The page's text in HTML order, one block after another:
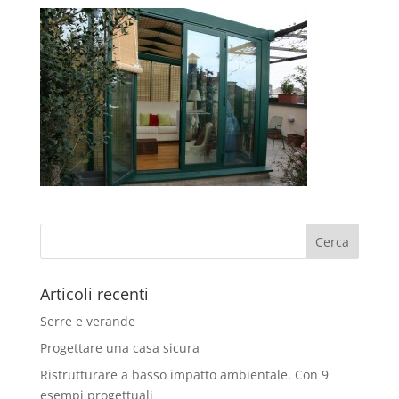
Articoli recenti
Serre e verande
Progettare una casa sicura
Ristrutturare a basso impatto ambientale. Con 9
esempi progettuali